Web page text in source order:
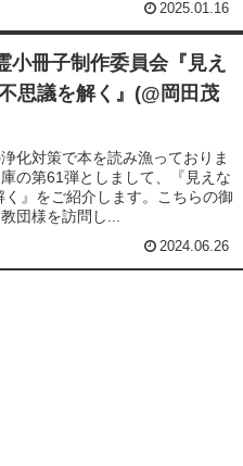
2025.01.16
冊子制作委員会『見え
思議を解く』(@岡田茂
化対策で本を読み漁っておりま
の第61弾としまして、『見えな
』をご紹介します。こちらの御
団様を訪問し...
2024.06.26